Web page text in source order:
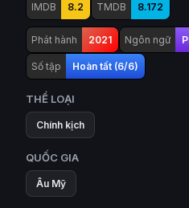
IMDB 8.2 TMDB 8.172
Phát hành 2021 Ngôn ngữ
Số tập Hoàn tất (6/6)
THỂ LOẠI
Chính kịch
QUỐC GIA
Âu Mỹ